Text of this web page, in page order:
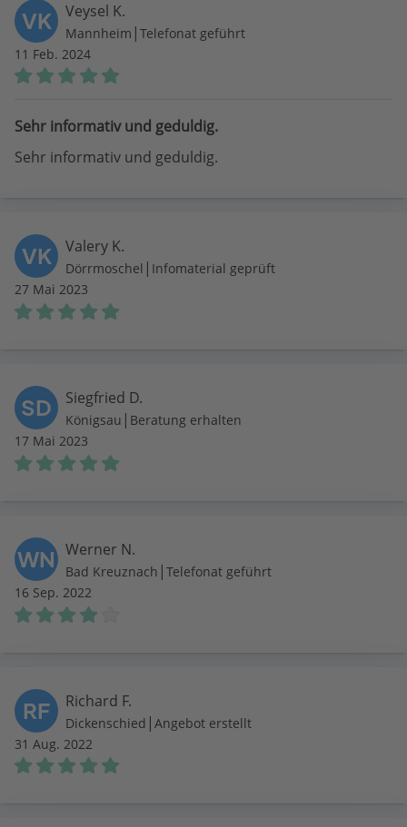
VK Veysel K.
Mannheim | Telefonat geführt
11 Feb. 2024
Sehr informativ und geduldig.
Sehr informativ und geduldig.
VK Valery K.
Dörrmoschel | Infomaterial geprüft
27 Mai 2023
SD Siegfried D.
Königsau | Beratung erhalten
17 Mai 2023
WN Werner N.
Bad Kreuznach | Telefonat geführt
16 Sep. 2022
RF Richard F.
Dickenschied | Angebot erstellt
31 Aug. 2022